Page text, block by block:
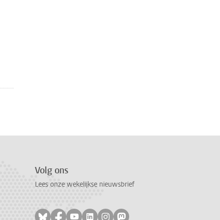
Volg ons
Lees onze wekelijkse nieuwsbrief
Volg ons op bluesky
Volg ons op facebook
Volg ons op youtube
Volg ons op linkedin
Volg ons op instagram
Volg ons op mastodon